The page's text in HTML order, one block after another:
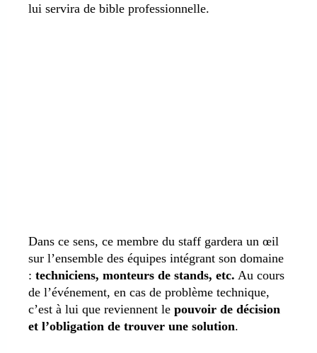
lui servira de bible professionnelle.
Dans ce sens, ce membre du staff gardera un œil
sur l’ensemble des équipes intégrant son domaine
: techniciens, monteurs de stands, etc. Au cours
de l’événement, en cas de problème technique,
c’est à lui que reviennent le pouvoir de décision
et l’obligation de trouver une solution.